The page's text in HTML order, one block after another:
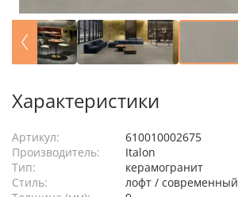
Характеристики
Артикул:
610010002675
Производитель:
Italon
Тип:
керамогранит
Стиль:
лофт / современный